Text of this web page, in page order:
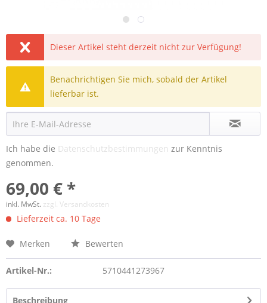
Dieser Artikel steht derzeit nicht zur Verfügung!
Benachrichtigen Sie mich, sobald der Artikel
lieferbar ist.
Ich habe die Datenschutzbestimmungen zur Kenntnis
genommen.
69,00 € *
inkl. MwSt. zzgl. Versandkosten
Lieferzeit ca. 10 Tage
Merken Bewerten
Artikel-Nr.: 5710441273967
Beschreibung